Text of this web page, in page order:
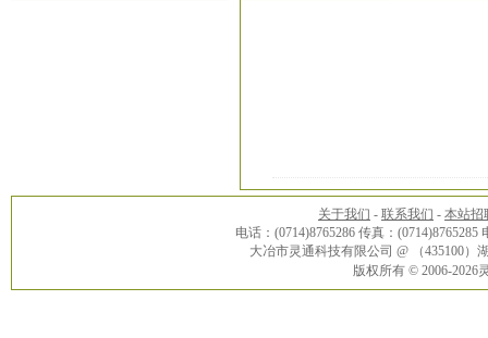
关于我们 - 联系我们 - 本站招
电话：(0714)8765286 传真：(0714)8765285
大冶市灵通科技有限公司 @ （435100
版权所有 © 2006-2026